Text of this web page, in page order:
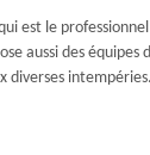
est le
aussi des